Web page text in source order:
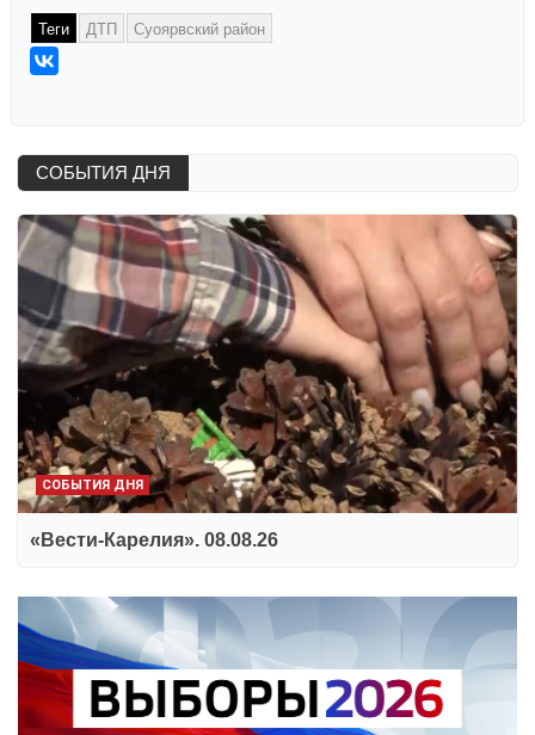
Теги ДТП Суоярвский район
СОБЫТИЯ ДНЯ
СОБЫТИЯ ДНЯ
«Вести-Карелия». 08.08.26